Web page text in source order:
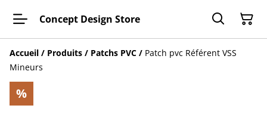
Concept Design Store
Accueil / Produits / Patchs PVC / Patch pvc Référent VSS
Mineurs
%